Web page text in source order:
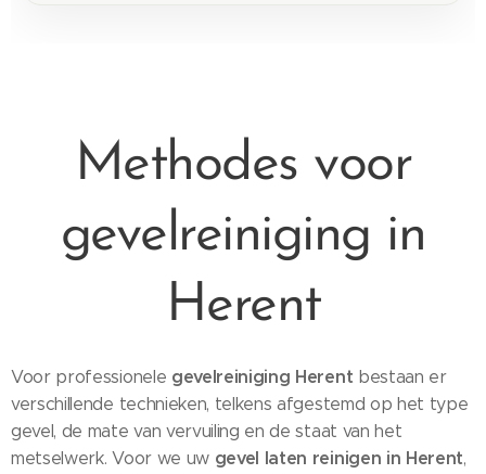
Methodes voor
gevelreiniging in
Herent
Voor professionele gevelreiniging Herent bestaan er
verschillende technieken, telkens afgestemd op het type
gevel, de mate van vervuiling en de staat van het
metselwerk. Voor we uw gevel laten reinigen in Herent,